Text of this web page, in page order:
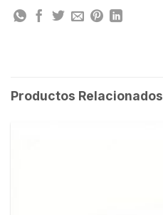
Productos Relacionados